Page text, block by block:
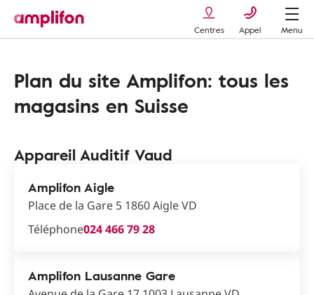
Centres Appel Menu
Plan du site Amplifon: tous les
magasins en Suisse
Appareil Auditif Vaud
Amplifon Aigle
Place de la Gare 5 1860 Aigle VD
Téléphone024 466 79 28
Amplifon Lausanne Gare